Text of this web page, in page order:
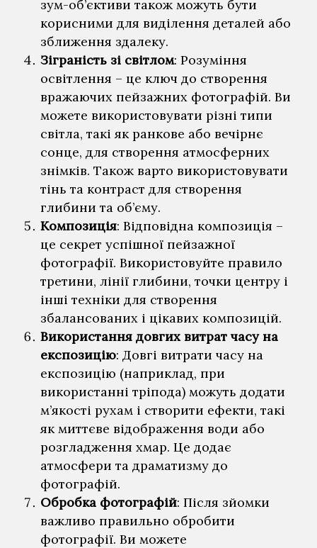
зум-об’єктиви також можуть бути
корисними для виділення деталей або
зближення здалеку.
Зіграність зі світлом: Розуміння
освітлення – це ключ до створення
вражаючих пейзажних фотографій. Ви
можете використовувати різні типи
світла, такі як ранкове або вечірнє
сонце, для створення атмосферних
знімків. Також варто використовувати
тінь та контраст для створення
глибини та об’єму.
Композиція: Відповідна композиція –
це секрет успішної пейзажної
фотографії. Використовуйте правило
третини, лінії глибини, точки центру і
інші техніки для створення
збалансованих і цікавих композицій.
Використання довгих витрат часу на
експозицію: Довгі витрати часу на
експозицію (наприклад, при
використанні тріпода) можуть додати
м’якості рухам і створити ефекти, такі
як миттєве відображення води або
розгладження хмар. Це додає
атмосфери та драматизму до
фотографій.
Обробка фотографій: Після зйомки
важливо правильно обробити
фотографії. Ви можете